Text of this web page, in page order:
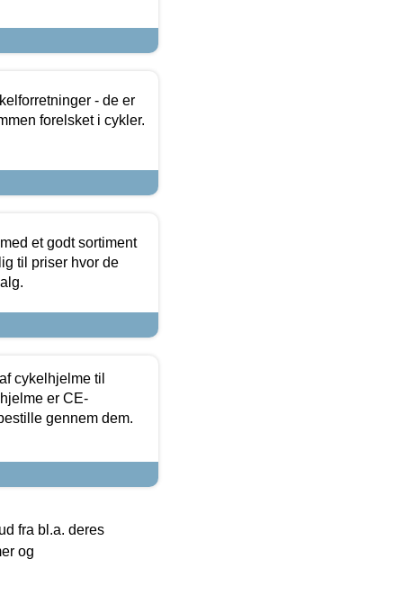
- de er
forelsket i cykler.
et godt sortiment
til priser hvor de
cykelhjelme til
er CE-
gennem dem.
fra bl.a. deres
og